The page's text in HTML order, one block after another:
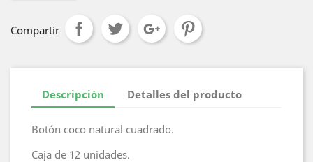
Compartir
Descripción Detalles del producto
Botón coco natural cuadrado.
Caja de 12 unidades.